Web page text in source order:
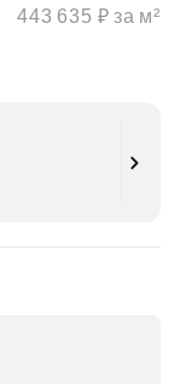
443 635 ₽ за м²